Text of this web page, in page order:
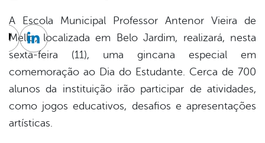
A Escola Municipal Professor Antenor Vieira de
Mello, localizada em Belo Jardim, realizará, nesta
sexta-feira (11), uma gincana especial em
comemoração ao Dia do Estudante. Cerca de 700
alunos da instituição irão participar de atividades,
como jogos educativos, desafios e apresentações
artísticas.
TwitterLinkedin